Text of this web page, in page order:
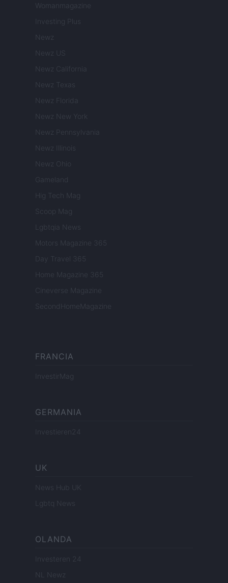
Womanmagazine
Investing Plus
Newz
Newz US
Newz California
Newz Texas
Newz Florida
Newz New York
Newz Pennsylvania
Newz Illinois
Newz Ohio
Gameland
Hig Tech Mag
Scoop Mag
Lgbtqia News
Motors Magazine 365
Day Travel 365
Home Magazine 365
Cineverse Magazine
SecondHomeMagazine
FRANCIA
InvestirMag
GERMANIA
Investieren24
UK
News Hub UK
Lgbtq News
OLANDA
Investeren 24
NL Newz